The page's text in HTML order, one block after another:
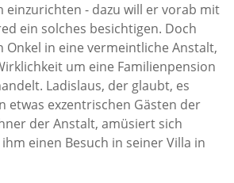
einzurichten - dazu will er vorab mit
ein solches besichtigen. Doch
Onkel in eine vermeintliche Anstalt,
um eine Familienpension
Ladislaus, der glaubt, es
etwas exzentrischen Gästen der
der Anstalt, amüsiert sich
einen Besuch in seiner Villa in